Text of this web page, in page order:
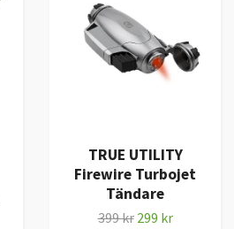
TRUE UTILITY
Firewire Turbojet
Tändare
399 kr 299 kr